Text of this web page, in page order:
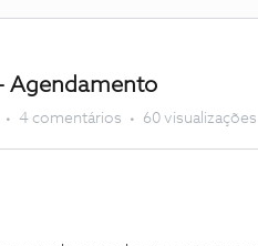
Agendamento
4 comentários 60 visualizações